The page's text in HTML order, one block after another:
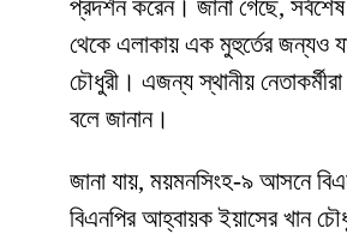
প্রদর্শন করেন। জানা গেছে,
থেকে এলাকায় এক মুহুর্তের জন্যও
চৌধুরী। এজন্য স্থানীয়
বলে জানান।
জানা যায়, ময়মনসিংহ-৯ আসনে
বিএনপির আহ্বায়ক ইয়াসের খান